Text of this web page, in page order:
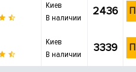
Киев
В наличии
2436
Киев
В наличии
3339